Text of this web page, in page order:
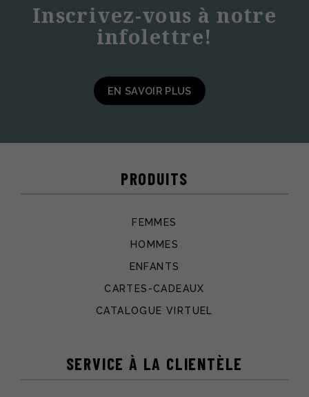
Inscrivez-vous à notre
infolettre!
EN SAVOIR PLUS
PRODUITS
FEMMES
HOMMES
ENFANTS
CARTES-CADEAUX
CATALOGUE VIRTUEL
SERVICE À LA CLIENTÈLE